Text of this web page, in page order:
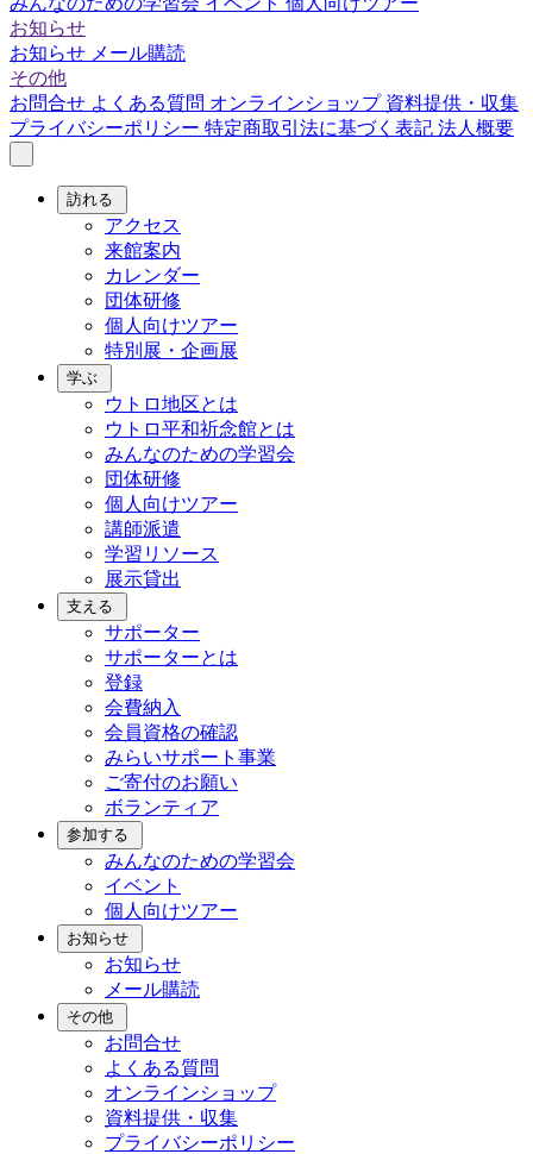
お知らせ
お知らせ メール購読
その他
お問合せ よくある質問 オンラインショップ 資料提供・収集
プライバシーポリシー 特定商取引法に基づく表記 法人概要
訪れる
アクセス
来館案内
カレンダー
団体研修
個人向けツアー
特別展・企画展
学ぶ
ウトロ地区とは
ウトロ平和祈念館とは
みんなのための学習会
団体研修
個人向けツアー
講師派遣
学習リソース
展示貸出
支える
サポーター
サポーターとは
登録
会費納入
会員資格の確認
みらいサポート事業
ご寄付のお願い
ボランティア
参加する
みんなのための学習会
イベント
個人向けツアー
お知らせ
お知らせ
メール購読
その他
お問合せ
よくある質問
オンラインショップ
資料提供・収集
プライバシーポリシー